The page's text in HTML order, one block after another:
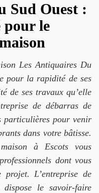
Sud Ouest :
pour le
Les Antiquaires Du
pour la rapidité de ses
de ses travaux qu’elle
de débarras de
particulières pour venir
dans votre bâtisse.
à Escots vous
dont vous
L’entreprise de
le savoir-faire